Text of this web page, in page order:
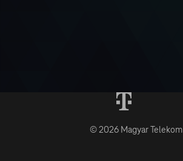
© 2026 Magyar Telekom